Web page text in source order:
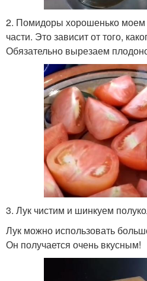
2. Помидоры хорошенько моем
части. Это зависит от того,
Обязательно вырезаем
3. Лук чистим и шинкуем
Лук можно использовать
Он получается очень вкусным!